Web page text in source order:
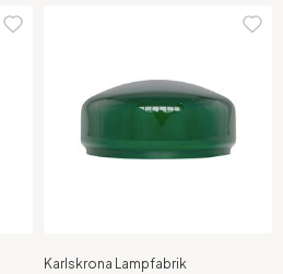
Karlskrona Lampfabrik